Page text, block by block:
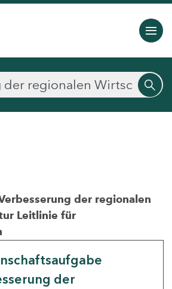
der regionalen
Leitlinie für
der